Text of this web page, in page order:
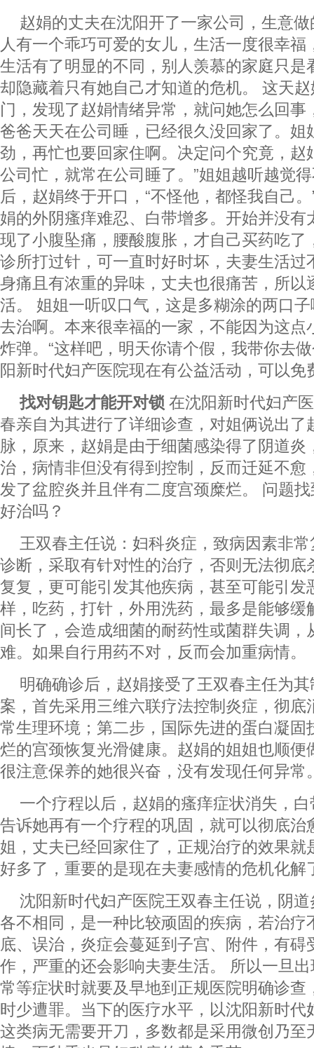
赵娟的丈夫在沈阳开了一家公司，生意
人有一个乖巧可爱的女儿，生活一度很幸福
生活有了明显的不同，别人羡慕的家庭只是
却隐藏着只有她自己才知道的危机。 这天
门，发现了赵娟情绪异常，就问她怎么回事
爸爸天天在公司睡，已经很久没回家了。姐
劲，再忙也要回家住啊。决定问个究竟，赵
公司忙，就常在公司睡了。”姐姐越听越觉
后，赵娟终于开口，“不怪他，都怪我自己
娟的外阴瘙痒难忍、白带增多。开始并没有
现了小腹坠痛，腰酸腹胀，才自己买药吃了
诊所打过针，可一直时好时坏，夫妻生活过
身痛且有浓重的异味，丈夫也很痛苦，所以
活。 姐姐一听叹口气，这是多糊涂的两口
去治啊。本来很幸福的一家，不能因为这点
炸弹。“这样吧，明天你请个假，我带你去
阳新时代妇产医院现在有公益活动，可以免
找对钥匙才能开对锁 在沈阳新时代妇产
春亲自为其进行了详细诊查，对姐俩说出了
脉，原来，赵娟是由于细菌感染得了阴道炎
治，病情非但没有得到控制，反而迁延不愈
发了盆腔炎并且伴有二度宫颈糜烂。 问题
好治吗？
王双春主任说：妇科炎症，致病因素非
诊断，采取有针对性的治疗，否则无法彻底
复复，更可能引发其他疾病，甚至可能引发
样，吃药，打针，外用洗药，最多是能够缓
间长了，会造成细菌的耐药性或菌群失调，
难。如果自行用药不对，反而会加重病情。
明确确诊后，赵娟接受了王双春主任为
案，首先采用三维六联疗法控制炎症，彻底
常生理环境；第二步，国际先进的蛋白凝固
烂的宫颈恢复光滑健康。赵娟的姐姐也顺便
很注意保养的她很兴奋，没有发现任何异常
一个疗程以后，赵娟的瘙痒症状消失，
告诉她再有一个疗程的巩固，就可以彻底治
姐，丈夫已经回家住了，正规治疗的效果就
好多了，重要的是现在夫妻感情的危机化解
沈阳新时代妇产医院王双春主任说，阴
各不相同，是一种比较顽固的疾病，若治疗
底、误治，炎症会蔓延到子宫、附件，有碍
作，严重的还会影响夫妻生活。 所以一旦
常等症状时就要及早地到正规医院明确诊查
时少遭罪。当下的医疗水平，以沈阳新时代
这类病无需要开刀，多数都是采用微创乃至